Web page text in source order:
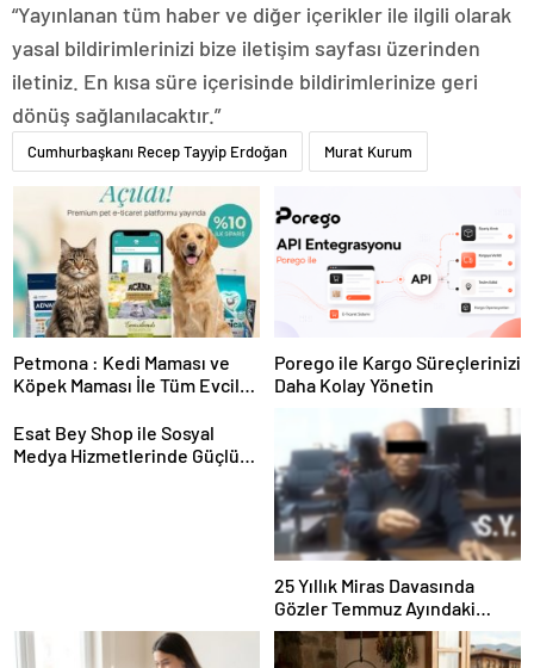
“Yayınlanan tüm haber ve diğer içerikler ile ilgili olarak
yasal bildirimlerinizi bize iletişim sayfası üzerinden
iletiniz. En kısa süre içerisinde bildirimlerinize geri
dönüş sağlanılacaktır.”
Cumhurbaşkanı Recep Tayyip Erdoğan Murat Kurum
Petmona : Kedi Maması ve
Köpek Maması İle Tüm Evcil
Porego ile Kargo Süreçlerinizi
Daha Kolay Yönetin
Esat Bey Shop ile Sosyal
Medya Hizmetlerinde Güçlü
25 Yıllık Miras Davasında
Gözler Temmuz Ayındaki
Karar Duruşmasına Çevrildi